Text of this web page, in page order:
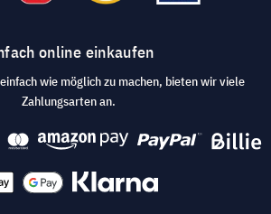
online einkaufen
wie möglich zu machen, bieten wir viele
Zahlungsarten an.